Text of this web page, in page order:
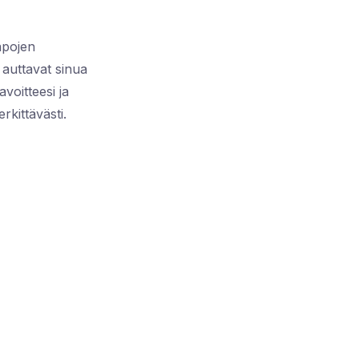
sinua
ja